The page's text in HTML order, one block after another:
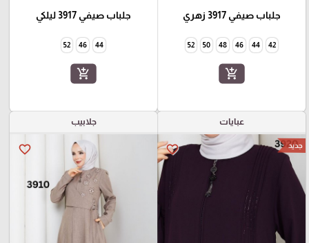
جلباب صيفي 3917 زهري
42
44
46
48
50
52
add_shopping_cart
جلباب صيفي 3917 ليلكي
44
46
52
add_shopping_cart
عبايات
favorite_border جديد
جلابيب
favorite_border